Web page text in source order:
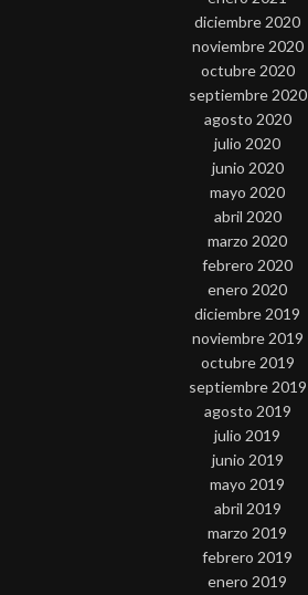
diciembre 2020
noviembre 2020
octubre 2020
septiembre 2020
agosto 2020
julio 2020
junio 2020
mayo 2020
abril 2020
marzo 2020
febrero 2020
enero 2020
diciembre 2019
noviembre 2019
octubre 2019
septiembre 2019
agosto 2019
julio 2019
junio 2019
mayo 2019
abril 2019
marzo 2019
febrero 2019
enero 2019